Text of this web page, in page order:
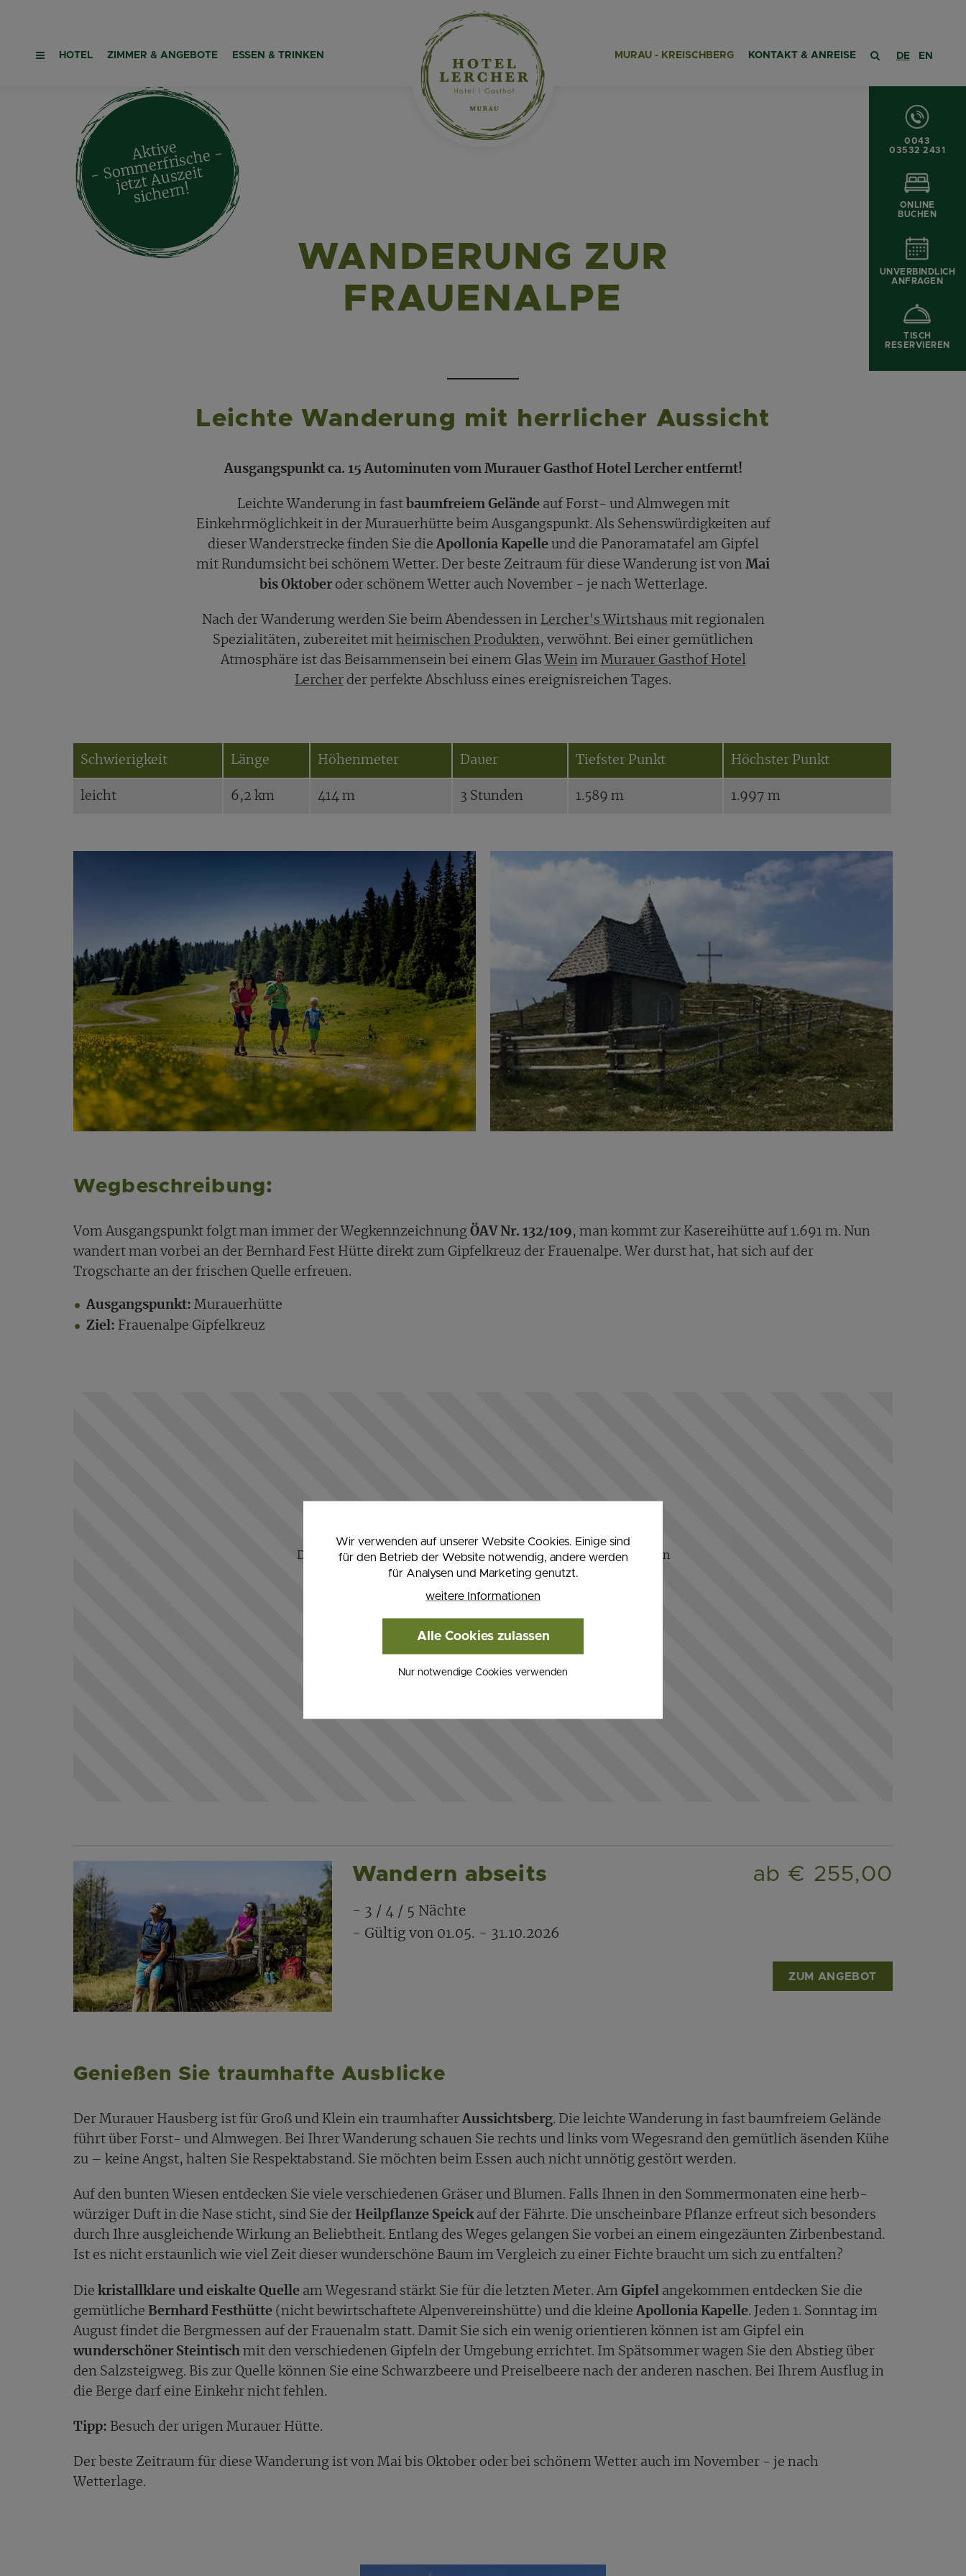
HOTEL ZIMMER & ANGEBOTE ESSEN & TRINKEN MURAU - KREISCHBERG KONTAKT & ANREISE
WANDERUNG ZUR
FRAUENALPE
Leichte Wanderung mit herrlicher Aussicht
Ausgangspunkt ca. 15 Autominuten vom Murauer Gasthof Hotel Lercher entfernt!
Leichte Wanderung in fast baumfreiem Gelände auf Forst- und Almwegen mit
Einkehrmöglichkeit in der Murauerhütte beim Ausgangspunkt. Als Sehenswürdigkeiten auf
dieser Wanderstrecke finden Sie dieApollonia Kapelleund die Panoramatafel am Gipfel
mit Rundumsicht bei schönem Wetter. Der beste Zeitraum für diese Wanderung ist von Mai
bis Oktoberoder schönem Wetter auch November - je nach Wetterlage.
Nach der Wanderung werden Sie beim Abendessen in Lercher's Wirtshaus mit regionalen
Spezialitäten, zubereitet mit heimischen Produkten, verwöhnt. Bei einer gemütlichen
Atmosphäre ist das Beisammensein bei einem Glas Weinim Murauer Gasthof Hotel
Lercher der perfekte Abschluss eines ereignisreichen Tages.
Schwierigkeit Länge Höhenmeter Dauer Tiefster Punkt Höchster Punkt
leicht 6,2 km 414 m 3 Stunden 1.589 m 1.997 m
Wegbeschreibung:
Vom Ausgangspunkt folgt man immer der Wegkennzeichnung ÖAV Nr. 132/109, man kommt zur Kasereihütte auf 1.691 m. Nun
wandert man vorbei an der Bernhard Fest Hütte direkt zum Gipfelkreuz der Frauenalpe. Wer durst hat, hat sich auf der
Trogscharte an der frischen Quelle erfreuen.
Ausgangspunkt: Murauerhütte
Ziel: Frauenalpe Gipfelkreuz
Das Anzeigen diesen Inhalts wird durch Ihre Cookie-Einstellungen
verhindert.
Möchten Sie die Einstellungen ändern?
Einstellungen ändern
Wandern abseits ab € 255,00
- 3 / 4 / 5 Nächte
- Gültig von 01.05. - 31.10.2026
ZUM ANGEBOT
Genießen Sie traumhafte Ausblicke
Der Murauer Hausberg ist für Groß und Klein ein traumhafterAussichtsberg. Die leichte Wanderung in fast baumfreiem Gelände
führt über Forst- und Almwegen. Bei Ihrer Wanderung schauen Sie rechts und links vom Wegesrand den gemütlich äsenden Kühe
zu – keine Angst, halten Sie Respektabstand. Sie möchten beim Essen auch nicht unnötig gestört werden.
Auf den bunten Wiesen entdecken Sie viele verschiedenen Gräser und Blumen. Falls Ihnen in den Sommermonaten eine herb-
würziger Duft in die Nase sticht, sind Sie der Heilpflanze Speickauf der Fährte. Die unscheinbare Pflanze erfreut sich besonders
durch Ihre ausgleichende Wirkung an Beliebtheit. Entlang des Weges gelangen Sie vorbei an einem eingezäunten Zirbenbestand.
Ist es nicht erstaunlich wie viel Zeit dieser wunderschöne Baum im Vergleich zu einer Fichte braucht um sich zu entfalten?
Die kristallklare und eiskalte Quelle am Wegesrand stärkt Sie für die letzten Meter. Am Gipfel
angekommen entdecken Sie die
gemütliche Bernhard Festhütte (nicht bewirtschaftete Alpenvereinshütte) und die kleine Apollonia Kapelle. Jeden 1. Sonntag im
August findet die Bergmessen auf der Frauenalm statt. Damit Sie sich ein wenig orientieren können ist am Gipfel ein
wunderschöner Steintisch mit den verschiedenen Gipfeln der Umgebung errichtet. Im Spätsommer wagen Sie den Abstieg über
den Salzsteigweg. Bis zur Quelle können Sie eine Schwarzbeere und Preiselbeere nach der anderen naschen. Bei Ihrem Ausflug in
die Berge darf eine Einkehr nicht fehlen.
Tipp: Besuch der urigen Murauer Hütte.
Der beste Zeitraum für diese Wanderung ist von Mai bis Oktober oder bei schönem Wetter auch im November - je nach
Wetterlage.
Aktive
- Sommerfrische -
jetzt
A
uszeit
sic
her
n!
0043
03532 2431
ONLINE
BUCHEN
UNVERBINDLICH
ANFRAGEN
TISCH
RESERVIEREN
DE EN
Wir verwenden auf unserer Website Cookies. Einige sind
für den Betrieb der Website notwendig, andere werden
für Analysen und Marketing genutzt.
weitere Informationen
Alle Cookies zulassen
Nur notwendige Cookies verwenden